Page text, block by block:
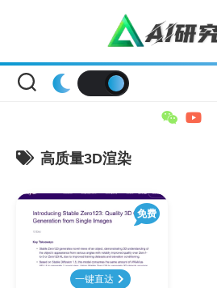
高质量3D渲染
免费
一键直达